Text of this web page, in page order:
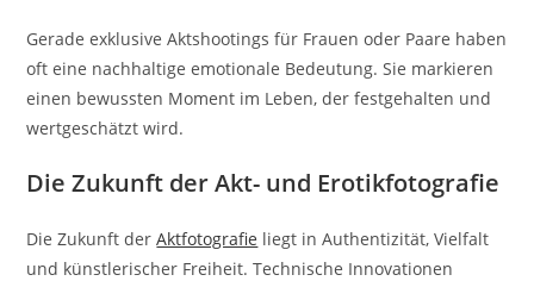
Gerade exklusive Aktshootings für Frauen oder Paare haben
oft eine nachhaltige emotionale Bedeutung. Sie markieren
einen bewussten Moment im Leben, der festgehalten und
wertgeschätzt wird.
Die Zukunft der Akt- und Erotikfotografie
Die Zukunft derAktfotografie liegt in Authentizität, Vielfalt
und künstlerischer Freiheit. Technische Innovationen